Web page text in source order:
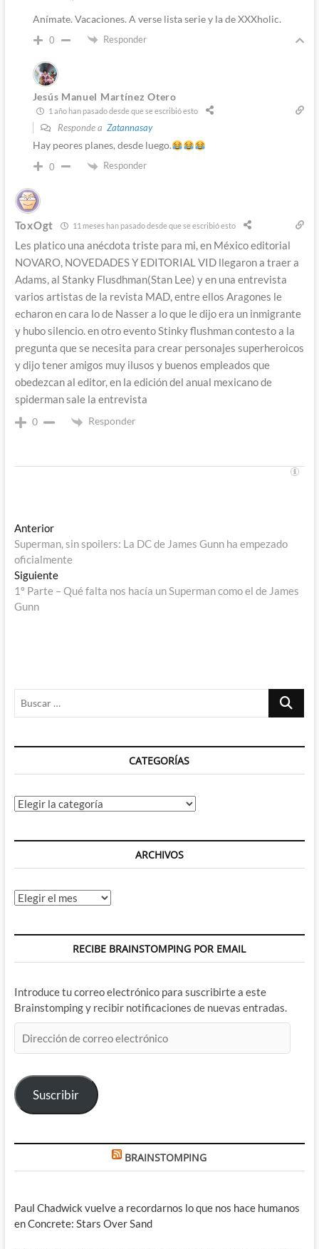
Anímate. Vacaciones. A verse lista serie y la de XXXholic.
0 Responder
Jesús Manuel Martínez Otero
1 año han pasado desde que se escribió esto
Responde a Zatannasay
Hay peores planes, desde luego.
0 Responder
ToxOgt 11 meses han pasado desde que se escribió esto
Les platico una anécdota triste para mi, en México editorial
NOVARO, NOVEDADES Y EDITORIAL VID llegaron a traer a
Adams, al Stanky Flusdhman(Stan Lee) y en una entrevista
varios artistas de la revista MAD, entre ellos Aragones le
echaron en cara lo de Nasser a lo que le dijo era un inmigrante
y hubo silencio. en otro evento Stinky flushman contesto a la
pregunta que se necesita para crear personajes superheroicos
y dijo tener amigos muy ilusos y buenos empleados que
obedezcan al editor, en la edición del anual mexicano de
spiderman sale la entrevista
0 Responder
Navegación
de
entradas
AnteriorEntrada
anterior:
Superman, sin spoilers: La DC de James Gunn ha empezado
oficialmente
SiguienteEntrada
siguiente:
1º Parte – Qué falta nos hacía un Superman como el de James
Gunn
Buscar
CATEGORÍAS
Categorías
ARCHIVOS
Archivos
RECIBE BRAINSTOMPING POR EMAIL
Introduce tu correo electrónico para suscribirte a este
Brainstomping y recibir notificaciones de nuevas entradas.
de
electrónico
Suscribir
BRAINSTOMPING
Paul Chadwick vuelve a recordarnos lo que nos hace humanos
en Concrete: Stars Over Sand